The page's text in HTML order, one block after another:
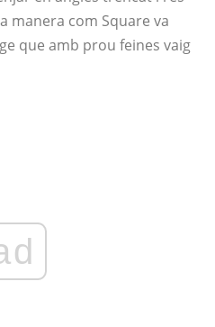
manera com Square va
que amb prou feines vaig